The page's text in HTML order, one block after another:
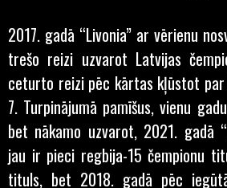
2017. gadā “Livonia” ar vērienu
trešo reizi uzvarot Latvijas
ceturto reizi pēc kārtas kļūstot par
7. Turpinājumā pamīšus, vienu
bet nākamo uzvarot, 2021. gadā
jau ir pieci regbija-15 čempionu
tituls, bet 2018. gadā pēc